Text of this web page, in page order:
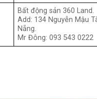
Bất động sản 360 Land.
Add: 134 Nguyễn Mậu
Nẵng.
Mr Đông: 093 543 0222